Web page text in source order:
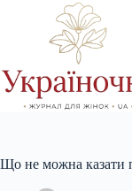
Що не можна казати